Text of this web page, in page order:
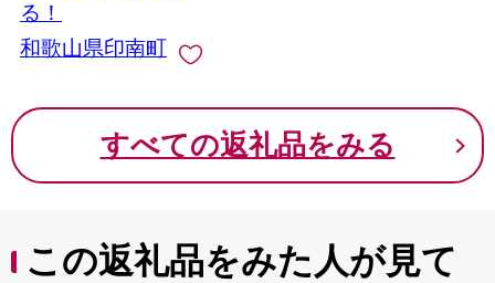
る！
和歌山県印南町
すべての返礼品をみる
この返礼品をみた人が見て